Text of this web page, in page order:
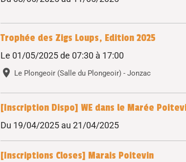
Trophée des Zigs Loups, Edition 2025
Le 01/05/2025de 07:30 à 17:00
Le Plongeoir (Salle du Plongeoir) - Jonzac
[Inscription Dispo] WE dans le Marée
Du 19/04/2025 au 21/04/2025
[Inscriptions Closes] Marais Poitevin